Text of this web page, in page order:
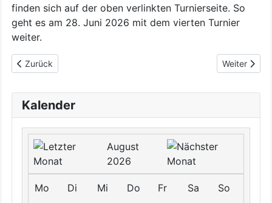
Kalender
August
2026
Mo Di Mi Do Fr Sa So
finden sich auf der oben verlinkten Turnierseite. So
geht es am 28. Juni 2026 mit dem vierten Turnier
weiter.
Vorheriger Beitrag: Vier-Jahreszeiten-Turnier 2026: Sommer
Zurück Nächster
Weiter